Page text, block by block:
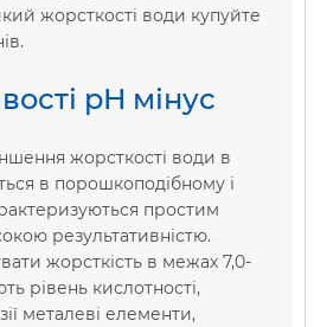
жорсткості води купуйте
pH мінус
жорсткості води в
в порошкоподібному і
простим
результативністю.
жорсткість в межах 7,0-
рівень кислотності,
металеві елементи,